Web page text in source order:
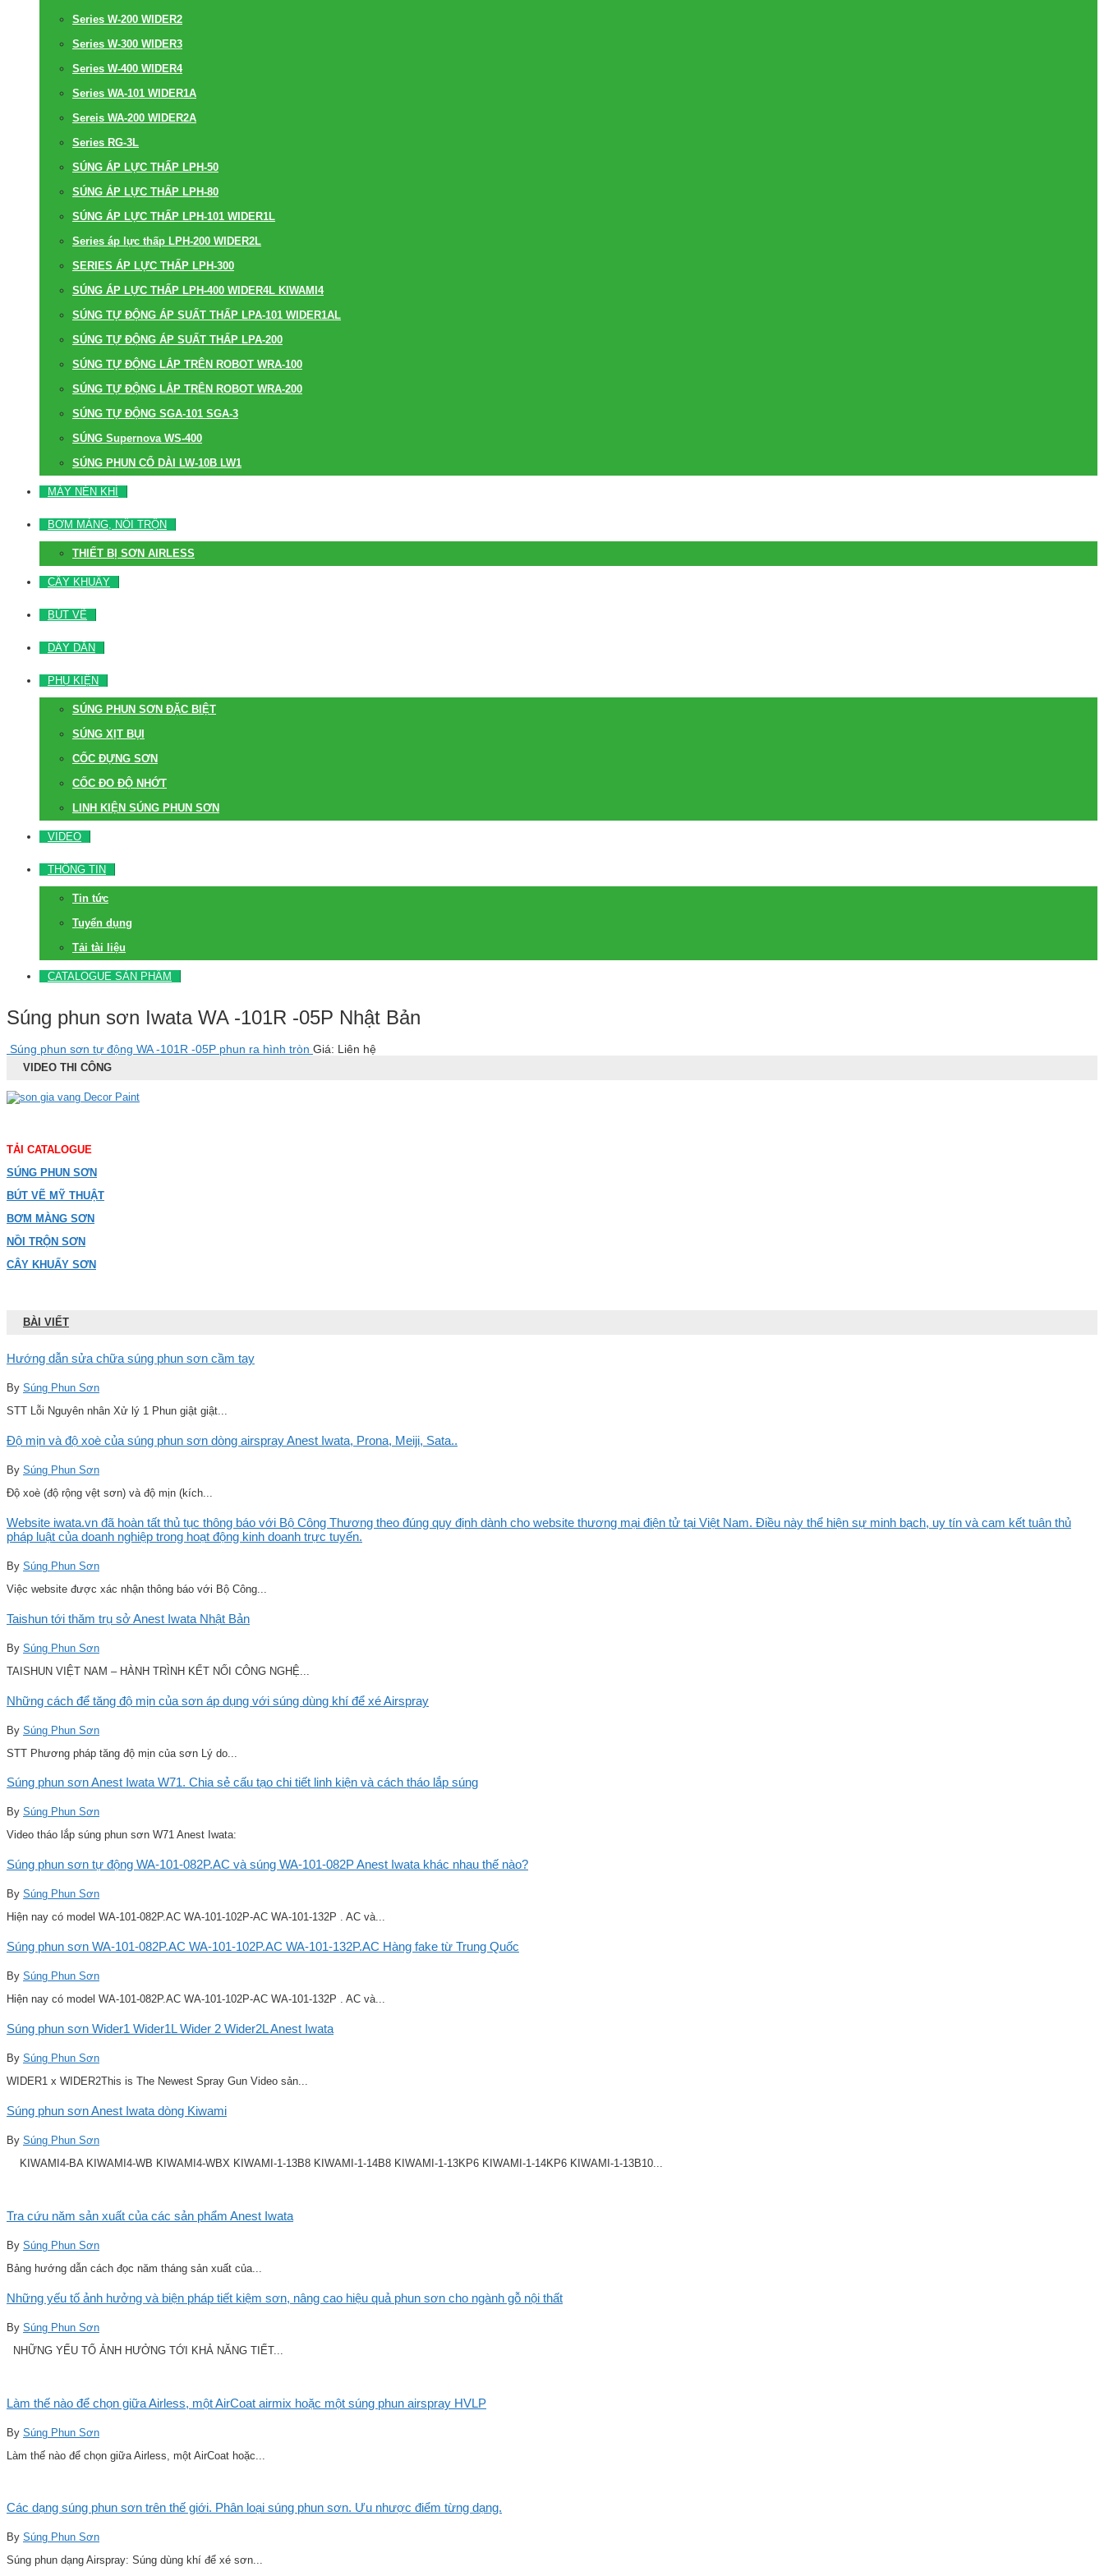
Series W-200 WIDER2
Series W-300 WIDER3
Series W-400 WIDER4
Series WA-101 WIDER1A
Sereis WA-200 WIDER2A
Series RG-3L
SÚNG ÁP LỰC THẤP LPH-50
SÚNG ÁP LỰC THẤP LPH-80
SÚNG ÁP LỰC THẤP LPH-101 WIDER1L
Series áp lực thấp LPH-200 WIDER2L
SERIES ÁP LỰC THẤP LPH-300
SÚNG ÁP LỰC THẤP LPH-400 WIDER4L KIWAMI4
SÚNG TỰ ĐỘNG ÁP SUẤT THẤP LPA-101 WIDER1AL
SÚNG TỰ ĐỘNG ÁP SUẤT THẤP LPA-200
SÚNG TỰ ĐỘNG LẮP TRÊN ROBOT WRA-100
SÚNG TỰ ĐỘNG LẮP TRÊN ROBOT WRA-200
SÚNG TỰ ĐỘNG SGA-101 SGA-3
SÚNG Supernova WS-400
SÚNG PHUN CỔ DÀI LW-10B LW1
MÁY NÉN KHÍ
BƠM MÀNG, NỒI TRỘN
THIẾT BỊ SƠN AIRLESS
CÂY KHUẤY
BÚT VẼ
DÂY DẪN
PHỤ KIỆN
SÚNG PHUN SƠN ĐẶC BIỆT
SÚNG XỊT BỤI
CỐC ĐỰNG SƠN
CỐC ĐO ĐỘ NHỚT
LINH KIỆN SÚNG PHUN SƠN
VIDEO
THÔNG TIN
Tin tức
Tuyển dụng
Tải tài liệu
CATALOGUE SẢN PHẨM
Súng phun sơn Iwata WA -101R -05P Nhật Bản
Súng phun sơn tự động WA -101R -05P phun ra hình tròn Giá: Liên hệ
VIDEO THI CÔNG
TẢI CATALOGUE
SÚNG PHUN SƠN
BÚT VẼ MỸ THUẬT
BƠM MÀNG SƠN
NỒI TRỘN SƠN
CÂY KHUẤY SƠN
BÀI VIẾT
Hướng dẫn sửa chữa súng phun sơn cầm tay
By Súng Phun Sơn
STT Lỗi Nguyên nhân Xử lý 1 Phun giật giật...
Độ mịn và độ xoè của súng phun sơn dòng airspray Anest Iwata, Prona, Meiji, Sata..
By Súng Phun Sơn
Độ xoè (độ rộng vệt sơn) và độ mịn (kích...
Website iwata.vn đã hoàn tất thủ tục thông báo với Bộ Công Thương theo đúng quy định dành cho website thương mại điện tử tại Việt Nam. Điều này thể hiện sự minh bạch, uy tín và cam kết tuân thủ
pháp luật của doanh nghiệp trong hoạt động kinh doanh trực tuyến.
By Súng Phun Sơn
Việc website được xác nhận thông báo với Bộ Công...
Taishun tới thăm trụ sở Anest Iwata Nhật Bản
By Súng Phun Sơn
TAISHUN VIỆT NAM – HÀNH TRÌNH KẾT NỐI CÔNG NGHỆ...
Những cách để tăng độ mịn của sơn áp dụng với súng dùng khí để xé Airspray
By Súng Phun Sơn
STT Phương pháp tăng độ mịn của sơn Lý do...
Súng phun sơn Anest Iwata W71. Chia sẻ cấu tạo chi tiết linh kiện và cách tháo lắp súng
By Súng Phun Sơn
Video tháo lắp súng phun sơn W71 Anest Iwata:
Súng phun sơn tự động WA-101-082P.AC và súng WA-101-082P Anest Iwata khác nhau thế nào?
By Súng Phun Sơn
Hiện nay có model WA-101-082P.AC WA-101-102P-AC WA-101-132P . AC và...
Súng phun sơn WA-101-082P.AC WA-101-102P.AC WA-101-132P.AC Hàng fake từ Trung Quốc
By Súng Phun Sơn
Hiện nay có model WA-101-082P.AC WA-101-102P-AC WA-101-132P . AC và...
Súng phun sơn Wider1 Wider1L Wider 2 Wider2L Anest Iwata
By Súng Phun Sơn
WIDER1 x WIDER2This is The Newest Spray Gun Video sản...
Súng phun sơn Anest Iwata dòng Kiwami
By Súng Phun Sơn
KIWAMI4-BA KIWAMI4-WB KIWAMI4-WBX KIWAMI-1-13B8 KIWAMI-1-14B8 KIWAMI-1-13KP6 KIWAMI-1-14KP6 KIWAMI-1-13B10...
Tra cứu năm sản xuất của các sản phẩm Anest Iwata
By Súng Phun Sơn
Bảng hướng dẫn cách đọc năm tháng sản xuất của...
Những yếu tố ảnh hưởng và biện pháp tiết kiệm sơn, nâng cao hiệu quả phun sơn cho ngành gỗ nội thất
By Súng Phun Sơn
NHỮNG YẾU TỐ ẢNH HƯỞNG TỚI KHẢ NĂNG TIẾT...
Làm thế nào để chọn giữa Airless, một AirCoat airmix hoặc một súng phun airspray HVLP
By Súng Phun Sơn
Làm thế nào để chọn giữa Airless, một AirCoat hoặc...
Các dạng súng phun sơn trên thế giới. Phân loại súng phun sơn. Ưu nhược điểm từng dạng.
By Súng Phun Sơn
Súng phun dạng Airspray: Súng dùng khí để xé sơn...